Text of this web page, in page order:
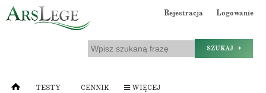
Rejestracja Logowanie
SZUKAJ
TESTY CENNIK WIĘCEJ